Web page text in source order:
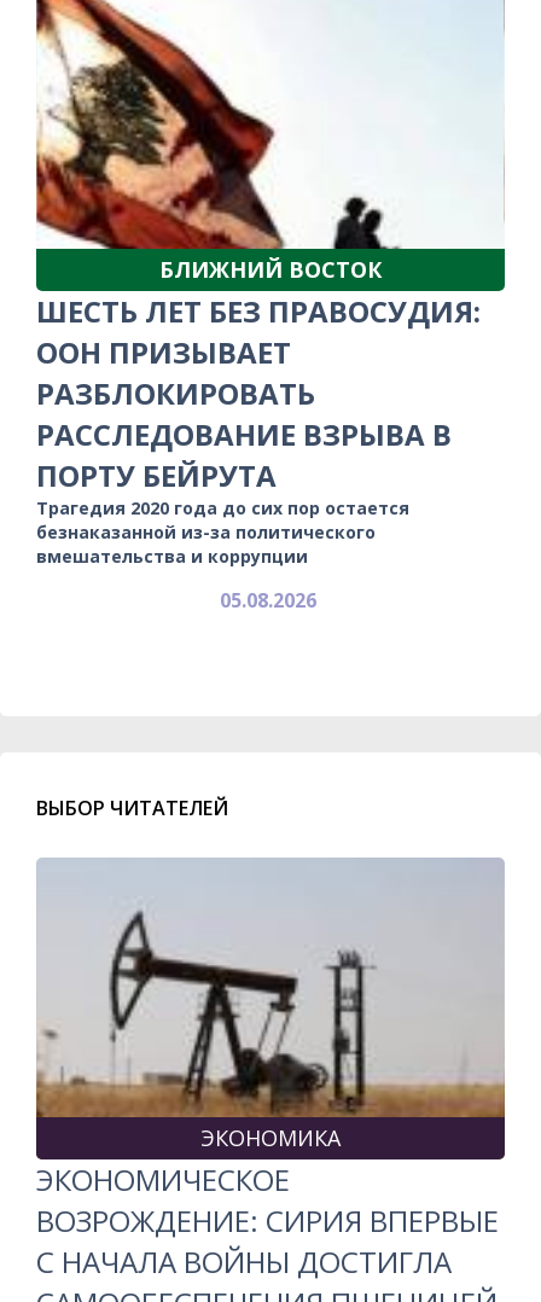
БЛИЖНИЙ ВОСТОК
ШЕСТЬ ЛЕТ БЕЗ ПРАВОСУДИЯ:
ООН ПРИЗЫВАЕТ
РАЗБЛОКИРОВАТЬ
РАССЛЕДОВАНИЕ ВЗРЫВА В
ПОРТУ БЕЙРУТА
Трагедия 2020 года до сих пор остается
безнаказанной из-за политического
вмешательства и коррупции
05.08.2026
ВЫБОР ЧИТАТЕЛЕЙ
ЭКОНОМИКА
ЭКОНОМИЧЕСКОЕ
ВОЗРОЖДЕНИЕ: СИРИЯ ВПЕРВЫЕ
С НАЧАЛА ВОЙНЫ ДОСТИГЛА